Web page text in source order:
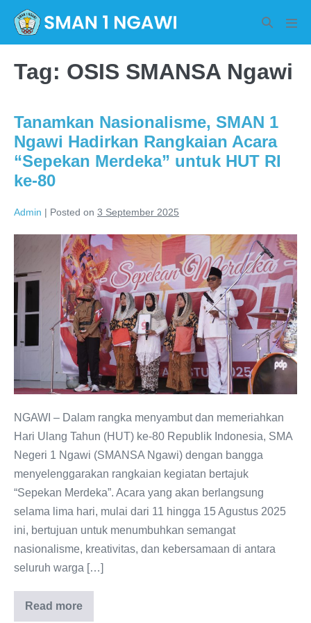
content
Search
Tag: OSIS SMANSA Ngawi
Tanamkan Nasionalisme, SMAN 1
Ngawi Hadirkan Rangkaian Acara
“Sepekan Merdeka” untuk HUT RI
ke-80
Admin | Posted on 3 September 2025
Tanamkan
Nasionalisme,
SMAN
1
Ngawi
Hadirkan
“Sepekan
Merdeka”
untuk
HUT
ke-
NGAWI – Dalam rangka menyambut dan memeriahkan
Hari Ulang Tahun (HUT) ke-80 Republik Indonesia, SMA
Negeri 1 Ngawi (SMANSA Ngawi) dengan bangga
menyelenggarakan rangkaian kegiatan bertajuk
“Sepekan Merdeka”. Acara yang akan berlangsung
selama lima hari, mulai dari 11 hingga 15 Agustus 2025
ini, bertujuan untuk menumbuhkan semangat
nasionalisme, kreativitas, dan kebersamaan di antara
seluruh warga […]
Read more
Tanamkan